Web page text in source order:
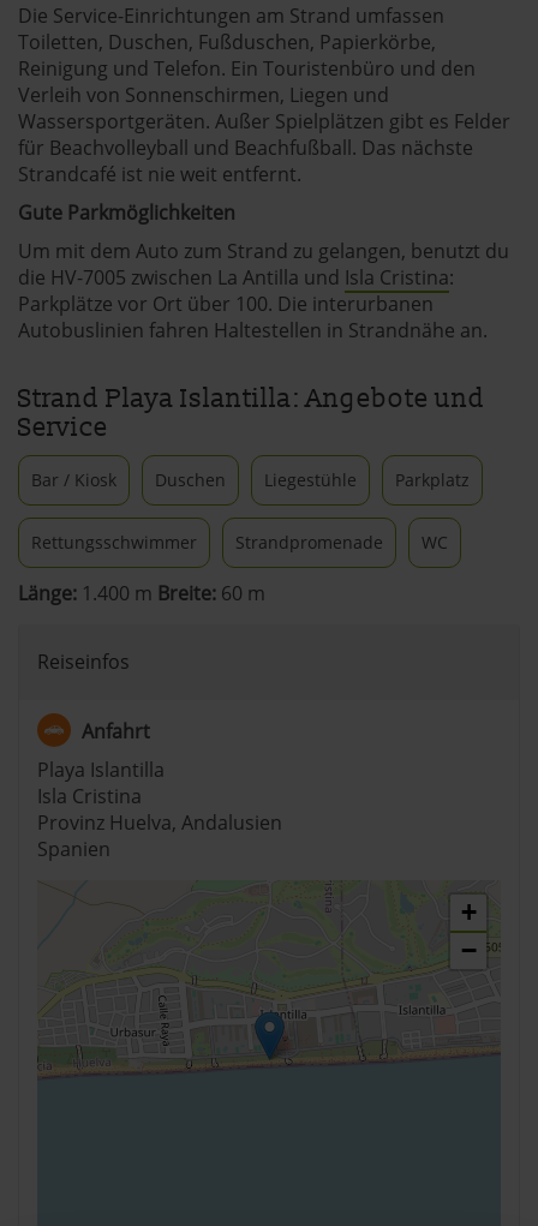
Die Service-Einrichtungen am Strand umfassen
Toiletten, Duschen, Fußduschen, Papierkörbe,
Reinigung und Telefon. Ein Touristenbüro und den
Verleih von Sonnenschirmen, Liegen und
Wassersportgeräten. Außer Spielplätzen gibt es Felder
für Beachvolleyball und Beachfußball. Das nächste
Strandcafé ist nie weit entfernt.
Gute Parkmöglichkeiten
Um mit dem Auto zum Strand zu gelangen, benutzt du
die HV-7005 zwischen La Antilla und Isla Cristina:
Parkplätze vor Ort über 100. Die interurbanen
Autobuslinien fahren Haltestellen in Strandnähe an.
Strand Playa Islantilla: Angebote und
Service
Bar / Kiosk Duschen Liegestühle Parkplatz
Rettungsschwimmer Strandpromenade WC
Länge: 1.400 m Breite: 60 m
Reiseinfos
Anfahrt
Playa Islantilla
Isla Cristina
Provinz Huelva, Andalusien
Spanien
+
−